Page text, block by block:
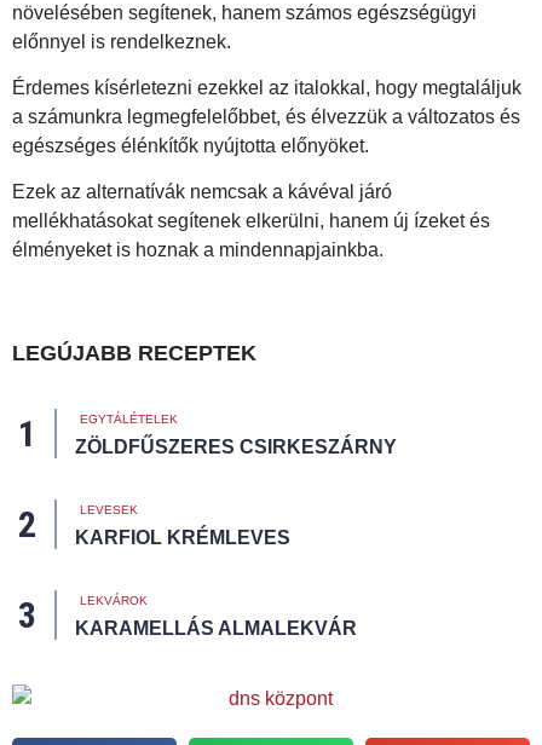
növelésében segítenek, hanem számos egészségügyi
előnnyel is rendelkeznek.
Érdemes kísérletezni ezekkel az italokkal, hogy megtaláljuk
a számunkra legmegfelelőbbet, és élvezzük a változatos és
egészséges élénkítők nyújtotta előnyöket.
Ezek az alternatívák nemcsak a kávéval járó
mellékhatásokat segítenek elkerülni, hanem új ízeket és
élményeket is hoznak a mindennapjainkba.
LEGÚJABB RECEPTEK
EGYTÁLÉTELEK
ZÖLDFŰSZERES CSIRKESZÁRNY
LEVESEK
KARFIOL KRÉMLEVES
LEKVÁROK
KARAMELLÁS ALMALEKVÁR